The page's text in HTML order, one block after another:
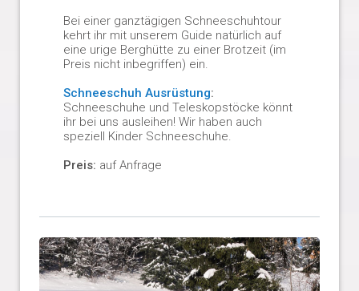
Bei einer ganztägigen Schneeschuhtour
kehrt ihr mit unserem Guide natürlich auf
eine urige Berghütte zu einer Brotzeit (im
Preis nicht inbegriffen) ein.
Schneeschuh Ausrüstung:
Schneeschuhe und Teleskopstöcke könnt
ihr bei uns ausleihen! Wir haben auch
speziell Kinder Schneeschuhe.
Preis: auf Anfrage